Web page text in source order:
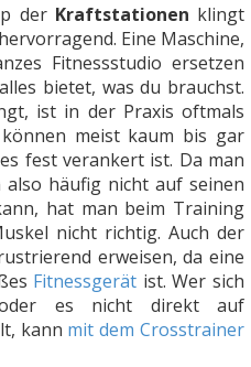
der Kraftstationen klingt
Eine Maschine,
Fitnessstudio ersetzen
bietet, was du brauchst.
ist in der Praxis oftmals
meist kaum bis gar
fest verankert ist. Da man
häufig nicht auf seinen
hat man beim Training
nicht richtig. Auch der
erweisen, da eine
Fitnessgerät ist. Wer sich
es nicht direkt auf
kann mit dem Crosstrainer